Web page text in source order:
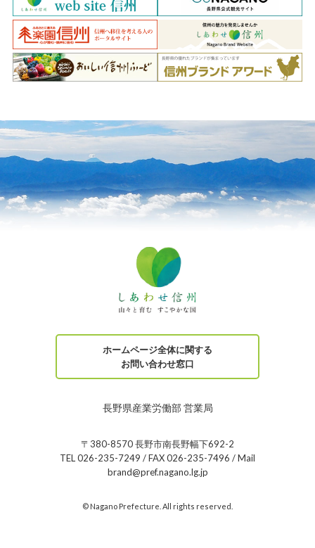
ホームページ全体に関する
お問い合わせ窓口
長野県産業労働部 営業局
〒380-8570 長野市南長野幅下692-2
TEL 026-235-7249 / FAX 026-235-7496 / Mail
brand@pref.nagano.lg.jp
© Nagano Prefecture. All rights reserved.